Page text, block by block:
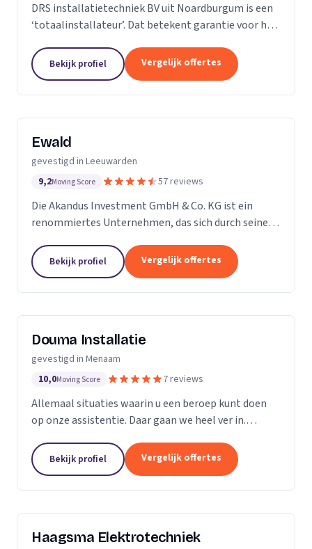
DRS installatietechniek BV uit Noardburgum is een
‘totaalinstallateur’. Dat betekent garantie voor het
aan. In nieuwbouw, verbouw woningen, renovatie,...
Bekijk profiel Vergelijk offertes
Ewald
gevestigd in Leeuwarden
9,2Moving Score 57 reviews
Die Akandus Investment GmbH & Co. KG ist ein
renommiertes Unternehmen, das sich durch seine
auszeichnet. Wir sind bekannt für unsere
Handschlagqualität,...
Bekijk profiel Vergelijk offertes
Douma Installatie
gevestigd in Menaam
10,0Moving Score 7 reviews
Allemaal situaties waarin u een beroep kunt doen
op onze assistentie. Daar gaan we heel ver in.
week, 24 uur per dag stand-by. Eén telefoontje is
genoeg...
Bekijk profiel Vergelijk offertes
Haagsma Elektrotechniek